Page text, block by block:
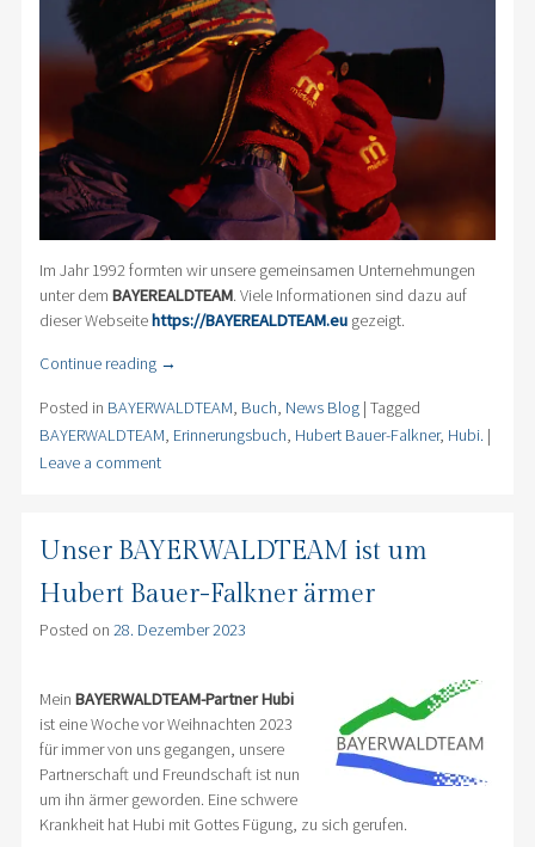
Im Jahr 1992 formten wir unsere gemeinsamen Unternehmungen
unter dem BAYEREALDTEAM. Viele Informationen sind dazu auf
dieser Webseite https://BAYEREALDTEAM.eugezeigt.
Continue reading →
Posted in BAYERWALDTEAM, Buch, News Blog | Tagged
BAYERWALDTEAM, Erinnerungsbuch, Hubert Bauer-Falkner, Hubi. |
Leave a comment
Unser BAYERWALDTEAM ist um
Hubert Bauer-Falkner ärmer
Posted on 28. Dezember 2023
Mein BAYERWALDTEAM-PartnerHubi
ist eine Woche vor Weihnachten 2023
für immer von uns gegangen, unsere
Partnerschaft und Freundschaft ist nun
um ihn ärmer geworden. Eine schwere
Krankheit hat Hubi mit Gottes Fügung, zu sich gerufen.